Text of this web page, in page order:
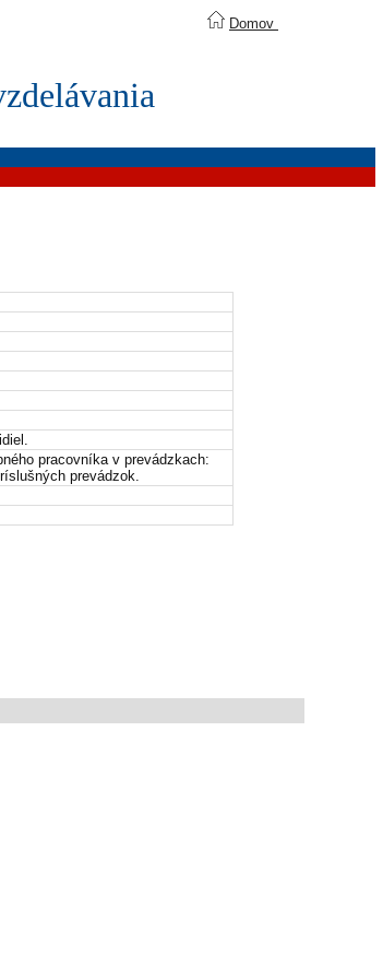
Domov
pracovníka v prevádzkach:
prevádzok.